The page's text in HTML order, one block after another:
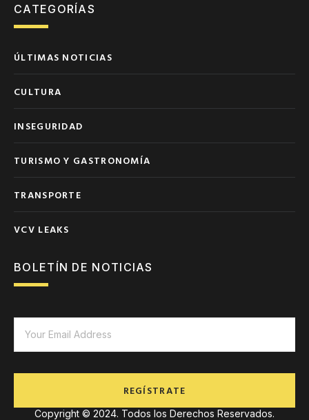
CATEGORÍAS
ÚLTIMAS NOTICIAS
CULTURA
INSEGURIDAD
TURISMO Y GASTRONOMÍA
TRANSPORTE
VCV LEAKS
BOLETÍN DE NOTICIAS
REGÍSTRATE
Copyright © 2024. Todos los Derechos Reservados.